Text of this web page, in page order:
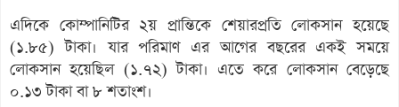
এদিকে কোম্পানিটির ২য় প্রান্তিকে শেয়ারপ্রতি লোকসান হয়েছে
(১.৮৫) টাকা। যার পরিমাণ এর আগের বছরের একই সময়ে
লোকসান হয়েছিল (১.৭২) টাকা। এতে করে লোকসান বেড়েছে
০.১৩ টাকা বা ৮ শতাংশ।